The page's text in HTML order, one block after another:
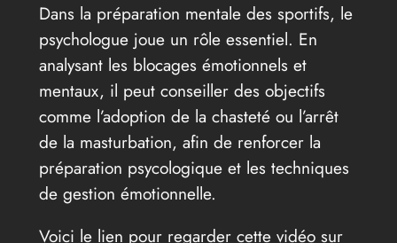
Dans la préparation mentale des sportifs, le
psychologue joue un rôle essentiel. En
analysant les blocages émotionnels et
mentaux, il peut conseiller des objectifs
comme l’adoption de la chasteté ou l’arrêt
de la masturbation, afin de renforcer la
préparation psycologique et les techniques
de gestion émotionnelle.
Voici le lien pour regarder cette vidéo sur